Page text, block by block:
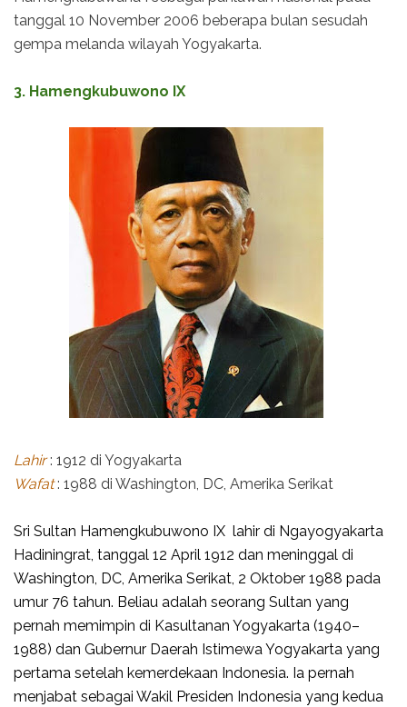
tanggal 10 November 2006 beberapa bulan sesudah
gempa melanda wilayah Yogyakarta.
3. Hamengkubuwono IX
Lahir: 1912 di Yogyakarta
Wafat: 1988 di Washington, DC, Amerika Serikat
Sri Sultan Hamengkubuwono IX lahir di Ngayogyakarta
Hadiningrat, tanggal 12 April 1912 dan meninggal di
Washington, DC, Amerika Serikat, 2 Oktober 1988 pada
umur 76 tahun. Beliau adalah seorang Sultan yang
pernah memimpin di Kasultanan Yogyakarta (1940–
1988) dan Gubernur Daerah Istimewa Yogyakarta yang
pertama setelah kemerdekaan Indonesia. Ia pernah
menjabat sebagai Wakil Presiden Indonesia yang kedua